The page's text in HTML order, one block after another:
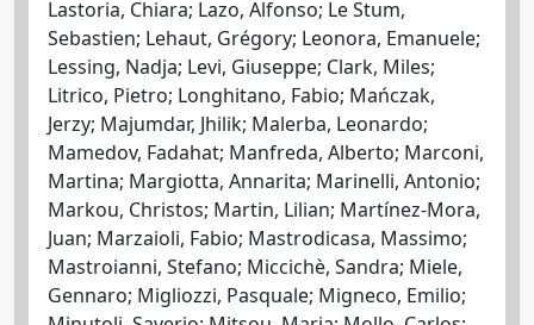
Lastoria, Chiara; Lazo, Alfonso; Le Stum,
Sebastien; Lehaut, Grégory; Leonora, Emanuele;
Lessing, Nadja; Levi, Giuseppe; Clark, Miles;
Litrico, Pietro; Longhitano, Fabio; Mańczak,
Jerzy; Majumdar, Jhilik; Malerba, Leonardo;
Mamedov, Fadahat; Manfreda, Alberto; Marconi,
Martina; Margiotta, Annarita; Marinelli, Antonio;
Markou, Christos; Martin, Lilian; Martínez-Mora,
Juan; Marzaioli, Fabio; Mastrodicasa, Massimo;
Mastroianni, Stefano; Miccichè, Sandra; Miele,
Gennaro; Migliozzi, Pasquale; Migneco, Emilio;